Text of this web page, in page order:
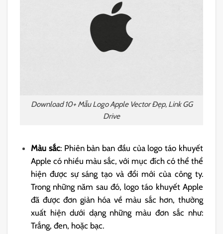
Download 10+ Mẫu Logo Apple Vector Đẹp, Link GG
Drive
Màu sắc: Phiên bản ban đầu của logo táo khuyết
Apple có nhiều màu sắc, với mục đích có thể thể
hiện được sự sáng tạo và đổi mới của công ty.
Trong những năm sau đó, logo táo khuyết Apple
đã được đơn giản hóa về màu sắc hơn, thường
xuất hiện dưới dạng những màu đơn sắc như:
Trắng, đen, hoặc bạc.